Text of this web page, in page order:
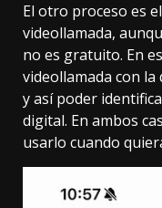
El otro proceso es
videollamada,
no es gratuito. En
videollamada con
y así poder
digital. En ambos
usarlo cuando